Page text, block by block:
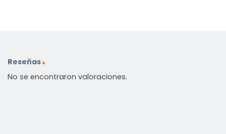
Reseñas
No se encontraron valoraciones.